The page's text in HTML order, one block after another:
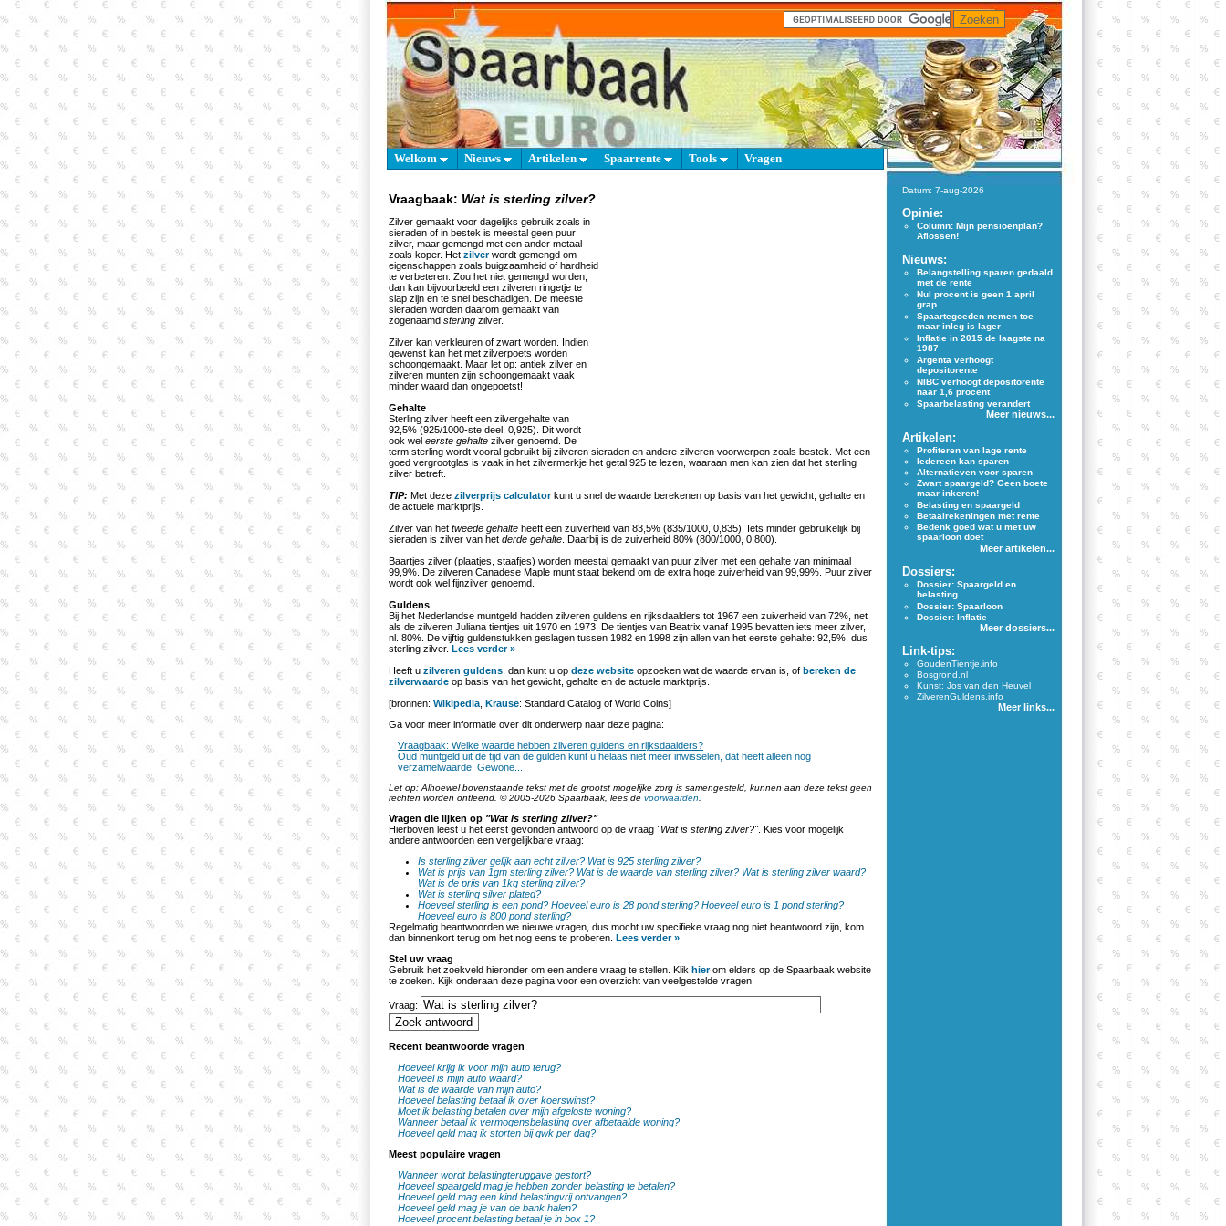
Welkom Nieuws Artikelen Spaarrente Tools Vragen
Vraagbaak: Wat is sterling zilver?
Zilver gemaakt voor dagelijks gebruik zoals in
sieraden of in bestek is meestal geen puur
zilver, maar gemengd met een ander metaal
zoals koper. Het zilverwordt gemengd om
eigenschappen zoals buigzaamheid of hardheid
te verbeteren. Zou het niet gemengd worden,
dan kan bijvoorbeeld een zilveren ringetje te
slap zijn en te snel beschadigen. De meeste
sieraden worden daarom gemaakt van
zogenaamd sterling zilver.
Zilver kan verkleuren of zwart worden. Indien
gewenst kan het met zilverpoets worden
schoongemaakt. Maar let op: antiek zilver en
zilveren munten zijn schoongemaakt vaak
minder waard dan ongepoetst!
Gehalte
Sterling zilver heeft een zilvergehalte van
92,5% (925/1000-ste deel, 0,925). Dit wordt
ook wel eerste gehalte zilver genoemd. De
term sterling wordt vooral gebruikt bij zilveren sieraden en andere zilveren voorwerpen zoals bestek. Met een
goed vergrootglas is vaak in het zilvermerkje het getal 925 te lezen, waaraan men kan zien dat het sterling
zilver betreft.
TIP: Met deze zilverprijs calculatorkunt u snel de waarde berekenen op basis van het gewicht, gehalte en
de actuele marktprijs.
Zilver van het tweede gehalte heeft een zuiverheid van 83,5% (835/1000, 0,835). Iets minder gebruikelijk bij
sieraden is zilver van het derde gehalte . Daarbij is de zuiverheid 80% (800/1000, 0,800).
Baartjes zilver (plaatjes, staafjes) worden meestal gemaakt van puur zilver met een gehalte van minimaal
99,9%. De zilveren Canadese Maple munt staat bekend om de extra hoge zuiverheid van 99,99%. Puur zilver
wordt ook wel fijnzilver genoemd.
Guldens
Bij het Nederlandse muntgeld hadden zilveren guldens en rijksdaalders tot 1967 een zuiverheid van 72%, net
als de zilveren Juliana tientjes uit 1970 en 1973. De tientjes van Beatrix vanaf 1995 bevatten iets meer zilver,
nl. 80%. De vijftig guldenstukken geslagen tussen 1982 en 1998 zijn allen van het eerste gehalte: 92,5%, dus
sterling zilver. Lees verder »
Heeft u zilveren guldens , dan kunt u op deze website opzoeken wat de waarde ervan is, of bereken de
zilverwaarde op basis van het gewicht, gehalte en de actuele marktprijs.
[bronnen: Wikipedia Krause: Standard Catalog of World Coins]
Ga voor meer informatie over dit onderwerp naar deze pagina:
Vraagbaak: Welke waarde hebben zilveren guldens en rijksdaalders?
Oud muntgeld uit de tijd van de gulden kunt u helaas niet meer inwisselen, dat heeft alleen nog
verzamelwaarde. Gewone...
Let op: Alhoewel bovenstaande tekst met de grootst mogelijke zorg is samengesteld, kunnen aan deze tekst geen
rechten worden ontleend. © 2005-2026 Spaarbaak, lees de voorwaarden
Vragen die lijken op "Wat is sterling zilver?"
Hierboven leest u het eerst gevonden antwoord op de vraag "Wat is sterling zilver?". Kies voor mogelijk
andere antwoorden een vergelijkbare vraag:
Is sterling zilver gelijk aan echt zilver? Wat is 925 sterling zilver?
Wat is prijs van 1gm sterling zilver? Wat is de waarde van sterling zilver? Wat is sterling zilver waard?
Wat is de prijs van 1kg sterling zilver?
Wat is sterling silver plated?
Hoeveel sterling is een pond? Hoeveel euro is 28 pond sterling? Hoeveel euro is 1 pond sterling?
Hoeveel euro is 800 pond sterling?
Regelmatig beantwoorden we nieuwe vragen, dus mocht uw specifieke vraag nog niet beantwoord zijn, kom
dan binnenkort terug om het nog eens te proberen. Lees verder »
Stel uw vraag
Gebruik het zoekveld hieronder om een andere vraag te stellen. Klik hierom elders op de Spaarbaak website
te zoeken. Kijk onderaan deze pagina voor een overzicht van veelgestelde vragen.
Vraag:
Recent beantwoorde vragen
Hoeveel krijg ik voor mijn auto terug?
Hoeveel is mijn auto waard?
Wat is de waarde van mijn auto?
Hoeveel belasting betaal ik over koerswinst?
Moet ik belasting betalen over mijn afgeloste woning?
Wanneer betaal ik vermogensbelasting over afbetaalde woning?
Hoeveel geld mag ik storten bij gwk per dag?
Meest populaire vragen
Wanneer wordt belastingteruggave gestort?
Hoeveel spaargeld mag je hebben zonder belasting te betalen?
Hoeveel geld mag een kind belastingvrij ontvangen?
Hoeveel geld mag je van de bank halen?
Hoeveel procent belasting betaal je in box 1?
Datum: 7-aug-2026
Opinie:
Column: Mijn pensioenplan?
Aflossen!
Nieuws:
Belangstelling sparen gedaald
met de rente
Nul procent is geen 1 april
grap
Spaartegoeden nemen toe
maar inleg is lager
Inflatie in 2015 de laagste na
1987
Argenta verhoogt
depositorente
NIBC verhoogt depositorente
naar 1,6 procent
Spaarbelasting verandert
Meer nieuws...
Artikelen:
Profiteren van lage rente
Iedereen kan sparen
Alternatieven voor sparen
Zwart spaargeld? Geen boete
maar inkeren!
Belasting en spaargeld
Betaalrekeningen met rente
Bedenk goed wat u met uw
spaarloon doet
Meer artikelen...
Dossiers:
Dossier: Spaargeld en
belasting
Dossier: Spaarloon
Dossier: Inflatie
Meer dossiers...
Link-tips:
GoudenTientje.info
Bosgrond.nl
Kunst: Jos van den Heuvel
ZilverenGuldens.info
Meer links...